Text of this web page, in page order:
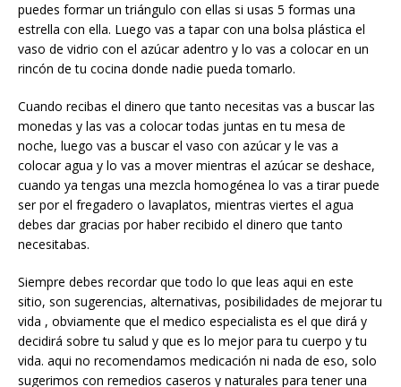
puedes formar un triángulo con ellas si usas 5 formas una
estrella con ella. Luego vas a tapar con una bolsa plástica el
vaso de vidrio con el azúcar adentro y lo vas a colocar en un
rincón de tu cocina donde nadie pueda tomarlo.
Cuando recibas el dinero que tanto necesitas vas a buscar las
monedas y las vas a colocar todas juntas en tu mesa de
noche, luego vas a buscar el vaso con azúcar y le vas a
colocar agua y lo vas a mover mientras el azúcar se deshace,
cuando ya tengas una mezcla homogénea lo vas a tirar puede
ser por el fregadero o lavaplatos, mientras viertes el agua
debes dar gracias por haber recibido el dinero que tanto
necesitabas.
Siempre debes recordar que todo lo que leas aqui en este
sitio, son sugerencias, alternativas, posibilidades de mejorar tu
vida , obviamente que el medico especialista es el que dirá y
decidirá sobre tu salud y que es lo mejor para tu cuerpo y tu
vida. aqui no recomendamos medicación ni nada de eso, solo
sugerimos con remedios caseros y naturales para tener una